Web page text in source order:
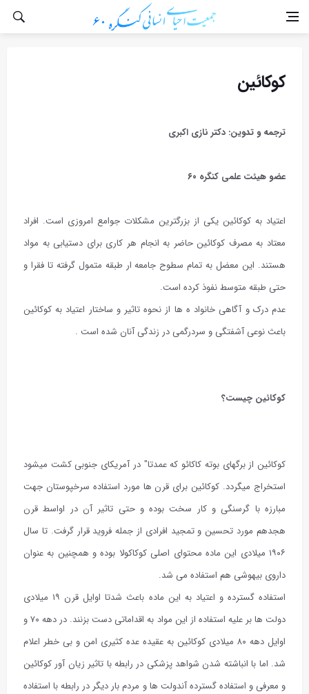
کوکائین
ترجمه و تدوین: دکتر نازی اکبری
عضو هيئت علمی كنگره ۶۰
اعتیاد به کوکائین یکی از بزرگترین مشکلات جوامع امروزی است. افراد
معتاد به مصرف کوکائین حاضر به انجام هر کاری برای دستیابی به مواد
هستند. این معضل به تمام سطوح جامعه ار طبقه متمول گرفته تا فقرا و
حتی طبقه متوسط نفوذ کرده است.
عدم درک و آگاهی خانواد ه ها از نحوه تاثیر و ساختار اعتیاد به کوکائین
باعث نوعی آشفتگی و سردرگمی در زندگی آنان شده است .
کوکائین چیست؟
کوکائین از برگهای بوته کاکائو که عمدتا" در آمریکای جنوبی کشت میشود
استخراج میگردد. کوکائین برای قرن ها مورد استفاده سرخپوستان جهت
مبارزه با گرسنگی و کار سخت بوده و حتی تاثیر آن در اواسط قرن
هجدهم مورد تحسین و تمجید افرادی از جمله فروید قرار گرفت. تا سال
۱۹۰۶ میلادی این ماده محتوای اصلی کوکاکولا بوده و همچنین به عنوان
داروی بیهوشی هم استفاده می شد.
استفاده گسترده و اعتیاد به این ماده باعث شدتا اوایل قرن ۱۹ میلادی
دولت ها بر علیه استفاده از این مواد به اقداماتی دست بزنند. در دهه ۷۰ و
اوایل دهه ۸۰ میلادی کوکائین به عقیده عده کثیری امن و بی خطر اعلام
شد. اما با انباشته شدن شواهد پزشکی در رابطه با تاثیر زیان آور کوکائین
و معرفی و استفاده گسترده آندولت ها و مردم بار دیگر در رابطه با استفاده